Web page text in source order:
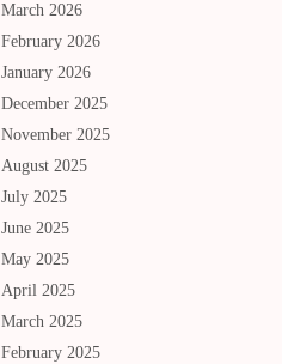
March 2026
February 2026
January 2026
December 2025
November 2025
August 2025
July 2025
June 2025
May 2025
April 2025
March 2025
February 2025